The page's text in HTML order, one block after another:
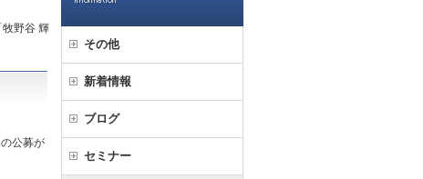
野谷 輝
公募が
その他
新着情報
ブログ
セミナー